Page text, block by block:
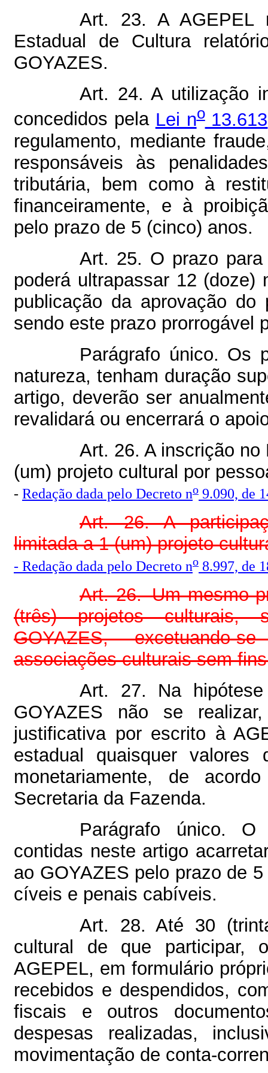
Art. 23. A AGEPEL
Estadual de Cultura
GOYAZES.
Art. 24. A utilização
concedidos pela Lei no13.613
regulamento, mediante
responsáveis às
tributária, bem como à
financeiramente, e à
pelo prazo de 5 (cinco) anos.
Art. 25. O prazo
poderá ultrapassar 12
publicação da aprovação
sendo este prazo prorrogável
Parágrafo único. Os
natureza, tenham duração
artigo, deverão ser
revalidará ou encerrará o
Art. 26. A inscrição
(um) projeto cultural por
- Redação dada pelo Decreto no 9.090, de
Art. 26. A
limitada a 1 (um) projeto
- Redação dada pelo Decreto no 8.997, de
Art. 26.–Um mesmo
(três) projetos culturais,
GOYAZES,
associações culturais sem
Art. 27. Na
GOYAZES não se
justificativa por escrito à
estadual quaisquer valores
monetariamente, de
Secretaria da Fazenda.
Parágrafo único. O
contidas neste artigo
ao GOYAZES pelo prazo de
cíveis e penais cabíveis.
Art. 28. Até 30
cultural de que participar,
AGEPEL, em formulário
recebidos e despendidos,
fiscais e outros
despesas realizadas,
movimentação de conta-